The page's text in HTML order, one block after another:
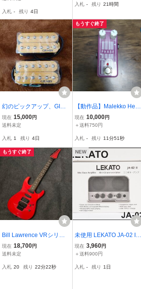
入札 - 残り 4日
クストラッド JV
入札 - 残り 21時間
幻のピックアップ、GIGM
AX ハムバッカー GOTOH
激レア
現在 15,000円
送料未定
入札 1 残り 4日
もうすぐ終了
【動作品】Malekko Heav
y Industry Phase アナロ
グフェイザー 本体のみ エ
現在 10,000円
＋送料750円
入札 - 残り 11分50秒
もうすぐ終了
Bill Lawrence VRシリー
ズ ロック式トレモロ（G
OTOH製）90年代日本製
ター
現在 18,700円
送料未定
入札 20 残り 22分21秒
NEW
未使用 LEKATO JA-02 II
ミニギターアンプ Mini G
uiar Amplifier M02294OR
現在 3,960円
＋送料900円
入札 - 残り 1日